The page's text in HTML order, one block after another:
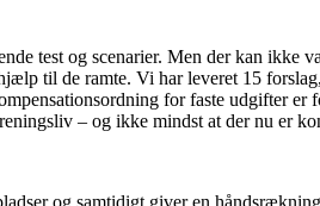
test og scenarier. Men der kan
til de ramte. Vi har leveret 15
for faste udgifter
– og ikke mindst at der nu er
og samtidigt giver en